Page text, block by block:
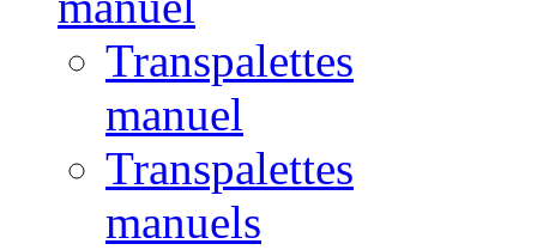
Transpalettes
manuel
Transpalettes
manuels